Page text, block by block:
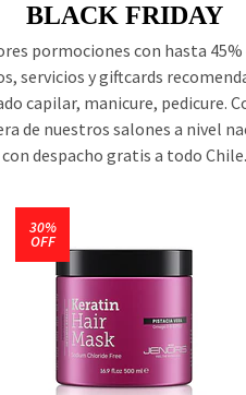
BLACK FRIDAY
pormociones con hasta 45%
servicios y giftcards
capilar, manicure, pedicure.
de nuestros salones a nivel
con despacho gratis a todo Chile.
30%
OFF